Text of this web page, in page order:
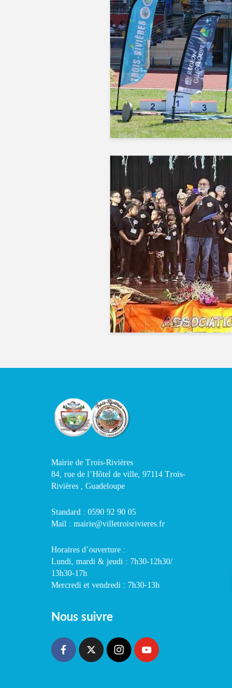
Mairie de Trois-Rivières
84, rue de l’Hôtel de ville, 97114 Trois-
Rivières , Guadeloupe
Standard : 0590 92 90 05
Mail : mairie@villetroisrivieres.fr
Horaires d’ouverture :
Lundi, mardi & jeudi : 7h30-12h30/
13h30-17h
Mercredi et vendredi : 7h30-13h
Nous suivre